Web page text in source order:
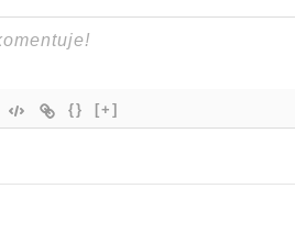
{} [+]